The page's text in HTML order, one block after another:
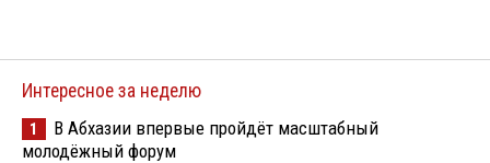
Интересное за неделю
1
В Абхазии впервые пройдёт масштабный
молодёжный форум